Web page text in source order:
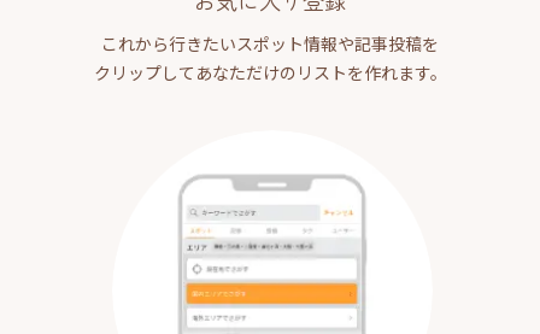
これから行きたいスポット情報や記事投稿を
クリップしてあなただけのリストを作れます。